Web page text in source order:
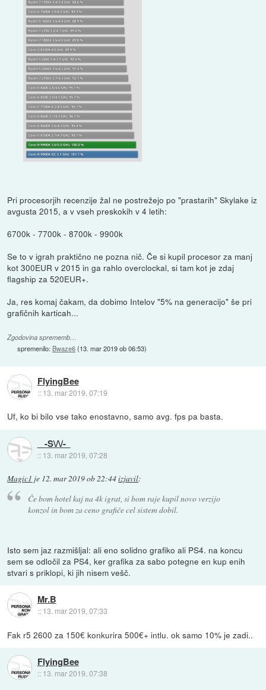
Pri procesorjih recenzije žal ne postrežejo po "prastarih" Skylake iz
avgusta 2015, a v vseh preskokih v 4 letih:
6700k - 7700k - 8700k - 9900k
Se to v igrah praktično ne pozna nič. Če si kupil procesor za manj
kot 300EUR v 2015 in ga rahlo overclockal, si tam kot je zdaj
flagship za 520EUR+.
Ja, res komaj čakam, da dobimo Intelov "5% na generacijo" še pri
grafičnih karticah...
Zgodovina sprememb…
spremenilo: Bwaze6(13. mar 2019 ob 06:53)
FlyingBee
:: 13. mar 2019, 07:19
Uf, ko bi bilo vse tako enostavno, samo avg. fps pa basta.
-S\/\/-
:: 13. mar 2019, 07:28
Magic1 je 12. mar 2019 ob 22:44izjavil:
Če bom hotel kaj na 4k igrat, si bom raje kupil novo verzijo
konzol in bom za ceno grafiče cel sistem dobil.
Isto sem jaz razmišljal: ali eno solidno grafiko ali PS4. na koncu
sem se odločil za PS4, ker grafika za sabo potegne en kup enih
stvari s priklopi, ki jih nisem vešč.
Mr.B
:: 13. mar 2019, 07:33
Fak r5 2600 za 150€ konkurira 500€+ intlu. ok samo 10% je zadi..
FlyingBee
:: 13. mar 2019, 07:38